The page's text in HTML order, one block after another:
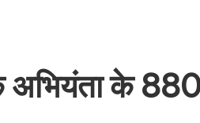
के 880